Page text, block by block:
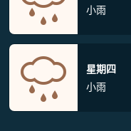
小雨
星期四
小雨